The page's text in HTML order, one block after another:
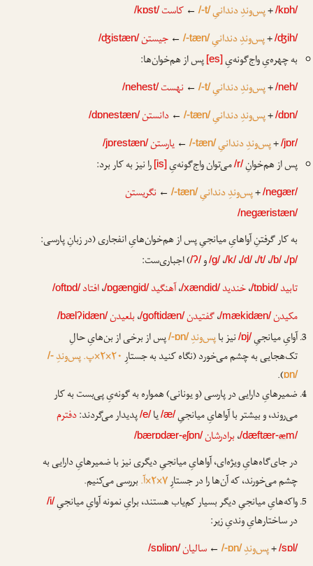
/kɒh/
+پس‌وندِ دندانیِ/-t/
←کاست /kɒst/
/ʤih/
+پس‌وندِ دندانیِ/-tæn/
←جیستن/ʤistæn/
به چهره‌یِ واج‌گونه‌یِ[es] پس از هم‌خوان‌ها:
/neh/
+پس‌وندِ دندانیِ/-t/
← نهست /nehest/
/dɒn/
+پس‌وندِ دندانیِ/-tæn/
←دانستن/dɒnestæn/
/jɒr/
+پس‌وندِ دندانیِ/-tæn/
←یارستن/jɒrestæn/
پس از هم‌خوانِ/r/می‌توان واج‌گونه‌یِ[is] را نیز به کار برد:
/negær/
+پس‌وندِ دندانیِ/-tæn/
← نگریستن
/negæristæn/
به کار گرفتنِ آواهایِ میانجیِ پس از هم‌خوان‌هایِ انفجاری (در زبانِ پارسی:
/p/،/b/،/t/،/d/،/k/،/g/و/ʔ/) اجباری‌ست:
تابید /tɒbid/،خندید /xændid/،آهنگید /ɒgængid/،افتاد /oftɒd/
مکیدن/mækidæn/،گفتیدن/goftidæn/،بلعیدن/bælʔidæn/
آوایِ میانجیِ/ɒj/نیز باپس‌وندِ/-ɒn/پس از برخی از بن‌هایِ حالِ
تک‌هجایی به چشم می‌خورد (نگاه کنید به جستارِ۲۰×۲×پ. پس‌وندِ
/-
ɒn/
).
ضمیرهایِ دارایی در پارسی (و یونانی) همواره به گونه‌یِ پی‌بست به کار
می‌روند، و بیشتر با آواهایِ میانجیِ/æ/یا/e/پدیدار می‌گردند:دفترم
/dæftær-æm/ ،برادرشان /bærɒdær-eʃɒn/
در جای‌گاه‌هایِ ویژه‌ای، آواهایِ میانجیِ دیگری نیز با ضمیرهایِ دارایی به
چشم می‌خورند، که آن‌ها را در جستارِ۷×۲×آ.
بررسی می‌کنیم.
واکه‌هایِ میانجیِ دیگر بسیار کم‌یاب هستند، برایِ نمونه آوایِ میانجیِ/i/
در ساختارهایِ وندیِ زیر:
/sɒl/
+پس‌وندِ/-ɒn/
←سالیان/sɒliɒn/